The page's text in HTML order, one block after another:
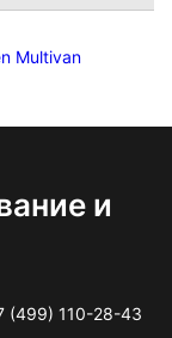
Multivan
и
(499) 110-28-43